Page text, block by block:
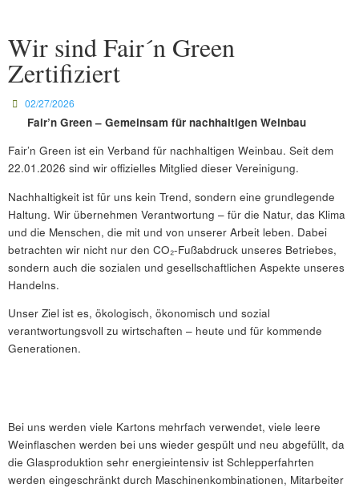
Wir sind Fair´n Green
Zertifiziert
02/27/2026
Fair’n Green – Gemeinsam für nachhaltigen Weinbau
Fair’n Green ist ein Verband für nachhaltigen Weinbau. Seit dem
22.01.2026 sind wir offizielles Mitglied dieser Vereinigung.
Nachhaltigkeit ist für uns kein Trend, sondern eine grundlegende
Haltung. Wir übernehmen Verantwortung – für die Natur, das Klima
und die Menschen, die mit und von unserer Arbeit leben. Dabei
betrachten wir nicht nur den CO₂-Fußabdruck unseres Betriebes,
sondern auch die sozialen und gesellschaftlichen Aspekte unseres
Handelns.
Unser Ziel ist es, ökologisch, ökonomisch und sozial
verantwortungsvoll zu wirtschaften – heute und für kommende
Generationen.
Bei uns werden viele Kartons mehrfach verwendet, viele leere
Weinflaschen werden bei uns wieder gespült und neu abgefüllt, da
die Glasproduktion sehr energieintensiv ist Schlepperfahrten
werden eingeschränkt durch Maschinenkombinationen, Mitarbeiter